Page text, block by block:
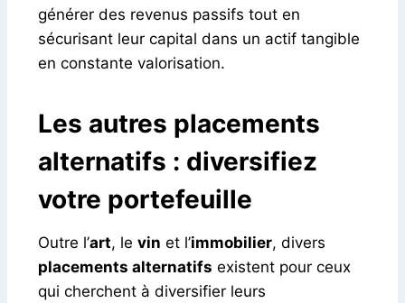
générer des revenus passifs tout en
sécurisant leur capital dans un actif tangible
en constante valorisation.
Les autres placements
alternatifs : diversifiez
votre portefeuille
Outre l’art, le vin et l’immobilier, divers
placements alternatifs existent pour ceux
qui cherchent à diversifier leurs